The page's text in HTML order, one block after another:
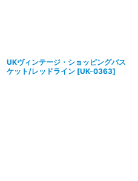
UKヴィンテージ・ショッピングバス
ケット/レッドライン [UK-0363]